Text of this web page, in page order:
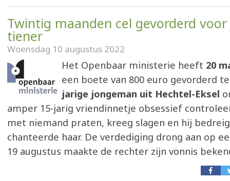
Twintig maanden cel gevorderd
tiener
Woensdag 10 augustus 2022
Het Openbaar ministerie heeft 20
een boete van 800 euro gevorderd
jarige jongeman uit Hechtel-Eksel
amper 15-jarig vriendinnetje obsessief
met niemand praten, kreeg slagen en hij
chanteerde haar. De verdediging drong aan op
19 augustus maakte de rechter zijn vonnis